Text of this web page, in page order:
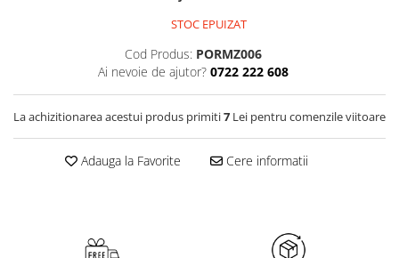
STOC EPUIZAT
Cod Produs: PORMZ006
Ai nevoie de ajutor? 0722 222 608
La achizitionarea acestui produs primiti7 Lei pentru comenzile viitoare
Adauga la Favorite Cere informatii